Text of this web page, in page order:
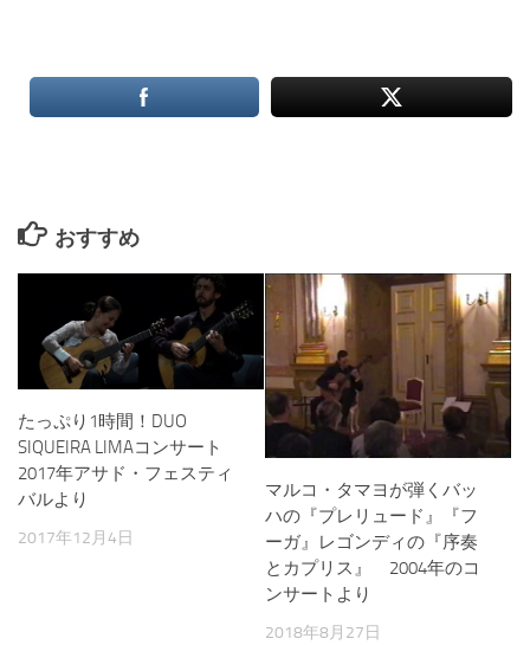
おすすめ
たっぷり1時間！DUO
SIQUEIRA LIMAコンサート
2017年アサド・フェスティ
バルより
2017年12月4日
マルコ・タマヨが弾くバッ
ハの『プレリュード』『フ
ーガ』レゴンディの『序奏
とカプリス』 2004年のコ
ンサートより
2018年8月27日